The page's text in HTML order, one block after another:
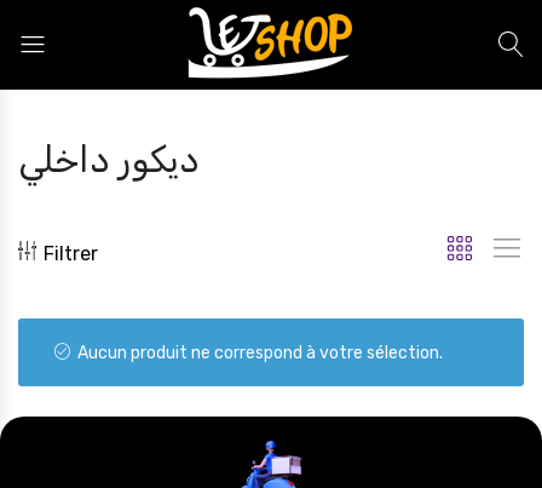
ديكور داخلي
Filtrer
Aucun produit ne correspond à votre sélection.